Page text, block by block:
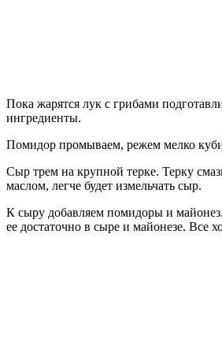
Пока жарятся лук с грибами
ингредиенты.
Помидор промываем, режем мелко
Сыр трем на крупной терке. Терку
маслом, легче будет измельчать сыр.
К сыру добавляем помидоры и
ее достаточно в сыре и майонезе. Все